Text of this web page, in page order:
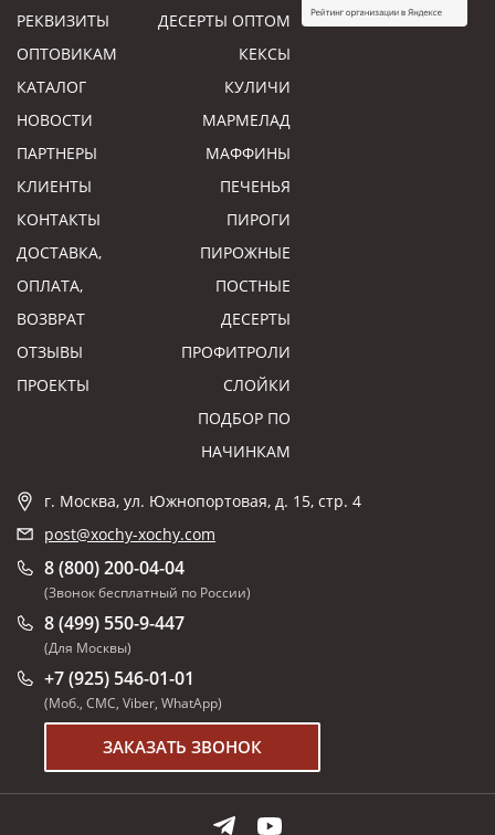
РЕКВИЗИТЫ
ОПТОВИКАМ
КАТАЛОГ
НОВОСТИ
ПАРТНЕРЫ
КЛИЕНТЫ
КОНТАКТЫ
ДОСТАВКА,
ОПЛАТА,
ВОЗВРАТ
ОТЗЫВЫ
ПРОЕКТЫ
ДЕСЕРТЫ ОПТОМ
КЕКСЫ
КУЛИЧИ
МАРМЕЛАД
МАФФИНЫ
ПЕЧЕНЬЯ
ПИРОГИ
ПИРОЖНЫЕ
ПОСТНЫЕ
ДЕСЕРТЫ
ПРОФИТРОЛИ
СЛОЙКИ
ПОДБОР ПО
НАЧИНКАМ
г. Москва, ул. Южнопортовая, д. 15, стр. 4
post@xochy-xochy.com
8 (800) 200-04-04
(Звонок бесплатный по России)
8 (499) 550-9-447
(Для Москвы)
+7 (925) 546-01-01
(Моб., СМС, Viber, WhatApp)
ЗАКАЗАТЬ ЗВОНОК